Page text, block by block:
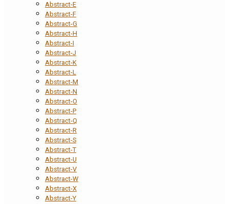
Abstract-E
Abstract-F
Abstract-G
Abstract-H
Abstract-I
Abstract-J
Abstract-K
Abstract-L
Abstract-M
Abstract-N
Abstract-O
Abstract-P
Abstract-Q
Abstract-R
Abstract-S
Abstract-T
Abstract-U
Abstract-V
Abstract-W
Abstract-X
Abstract-Y